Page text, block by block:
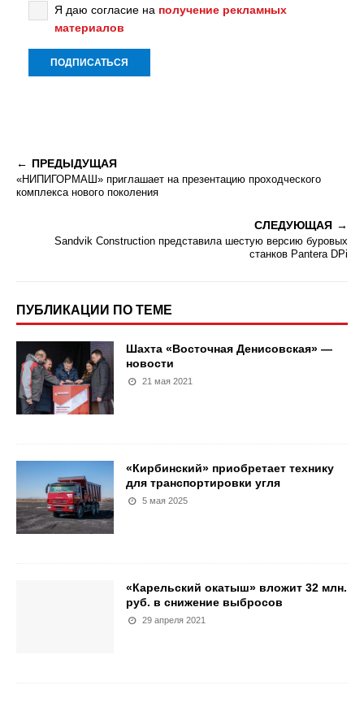
Я даю согласие на получение рекламных
материалов
ПРЕДЫДУЩАЯ
«НИПИГОРМАШ» приглашает на презентацию проходческого
комплекса нового поколения
СЛЕДУЮЩАЯ
Sandvik Construction представила шестую версию буровых
станков Pantera DPi
ПУБЛИКАЦИИ ПО ТЕМЕ
Шахта «Восточная Денисовская» —
новости
21 мая 2021
«Кирбинский» приобретает технику
для транспортировки угля
5 мая 2025
«Карельский окатыш» вложит 32 млн.
руб. в снижение выбросов
29 апреля 2021